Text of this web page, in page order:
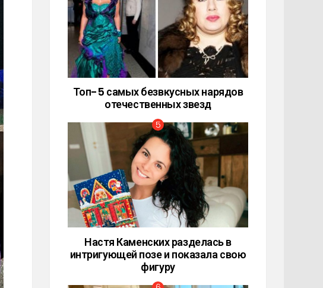
Топ-5 самых безвкусных нарядов
отечественных звезд
Настя Каменских разделась в
интригующей позе и показала свою
фигуру